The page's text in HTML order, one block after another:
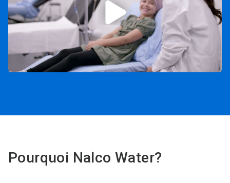
Pourquoi Nalco Water?